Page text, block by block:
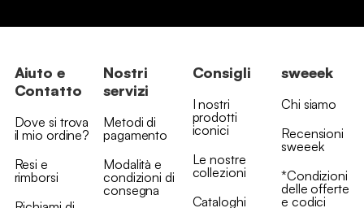
Aiuto e
Contatto
Dove si trova
il mio ordine?
Resi e
rimborsi
Nostri
servizi
Metodi di
pagamento
Modalità e
condizioni di
consegna
Consigli
I nostri
prodotti
iconici
Le nostre
collezioni
Cataloghi
sweeek
Chi siamo
Recensioni
sweeek
*Condizioni
delle offerte
e codici